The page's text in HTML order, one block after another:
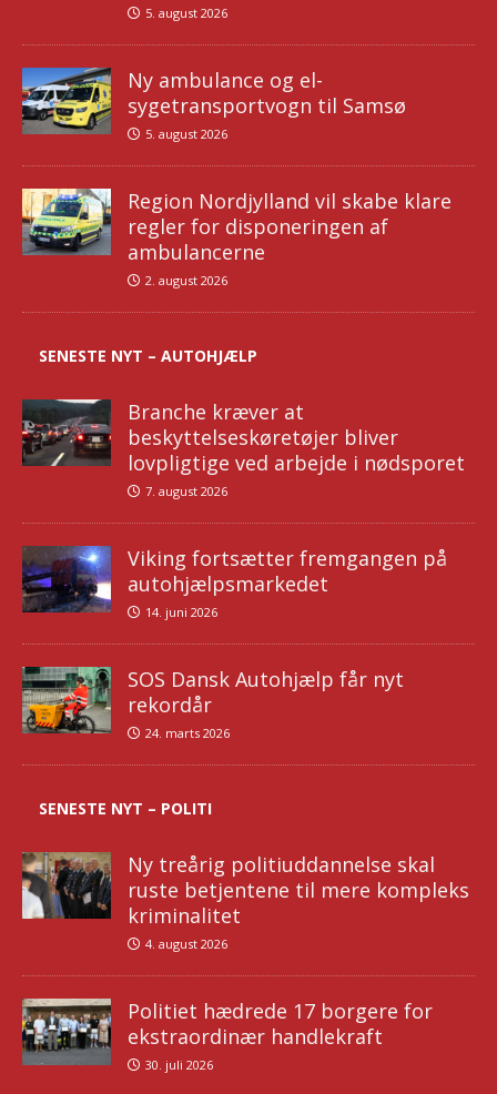
5. august 2026
Ny ambulance og el-
sygetransportvogn til Samsø
5. august 2026
Region Nordjylland vil skabe klare
regler for disponeringen af
ambulancerne
2. august 2026
SENESTE NYT – AUTOHJÆLP
Branche kræver at
beskyttelseskøretøjer bliver
lovpligtige ved arbejde i nødsporet
7. august 2026
Viking fortsætter fremgangen på
autohjælpsmarkedet
14. juni 2026
SOS Dansk Autohjælp får nyt
rekordår
24. marts 2026
SENESTE NYT – POLITI
Ny treårig politiuddannelse skal
ruste betjentene til mere kompleks
kriminalitet
4. august 2026
Politiet hædrede 17 borgere for
ekstraordinær handlekraft
30. juli 2026